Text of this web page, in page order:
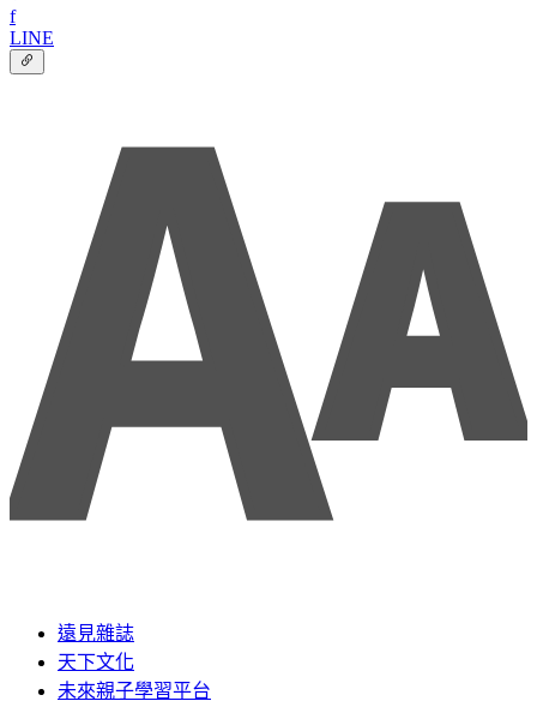
f
LINE
遠見雜誌
天下文化
未來親子學習平台